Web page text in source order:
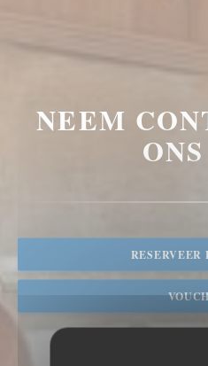
NEEM
RESERVEER